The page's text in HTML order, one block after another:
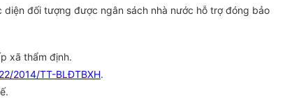
đối tượng được ngân sách nhà nước hỗ trợ đóng bảo
xã thẩm định.
22/2014/TT-BLĐTBXH.